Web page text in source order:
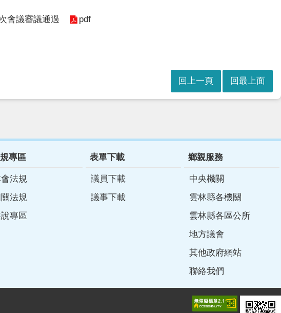
會議審議通過 pdf
回上一頁 回最上面
專區
法規
法規
專區
表單下載
議員下載
議事下載
鄉親服務
中央機關
雲林縣各機關
雲林縣各區公所
地方議會
其他政府網站
聯絡我們